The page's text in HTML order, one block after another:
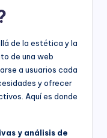
de la estética y la
de una web
a usuarios cada
y ofrecer
Aquí es donde
y análisis de